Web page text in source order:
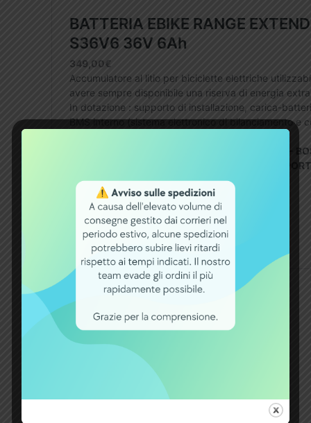
Come installare
l’extender per -ebike
Molti extender sono progettati per
integrarsi armoniosamente con il